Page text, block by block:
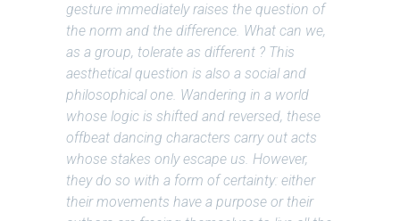
gesture immediately raises the question of
the norm and the difference. What can we,
as a group, tolerate as different ? This
aesthetical question is also a social and
philosophical one. Wandering in a world
whose logic is shifted and reversed, these
offbeat dancing characters carry out acts
whose stakes only escape us. However,
they do so with a form of certainty: either
their movements have a purpose or their